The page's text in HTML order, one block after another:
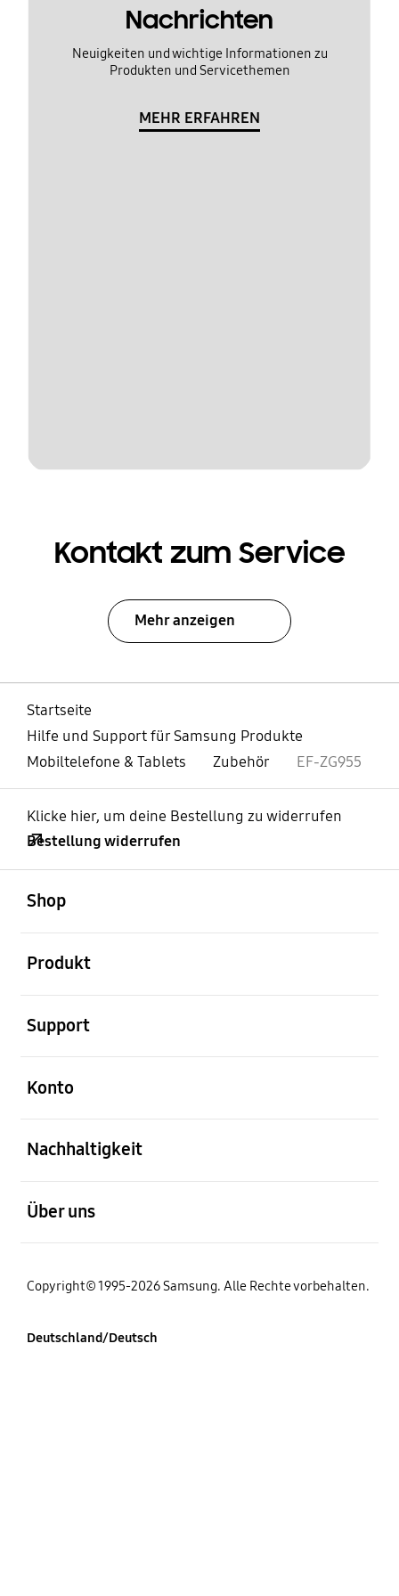
Nachrichten
Neuigkeiten und wichtige Informationen zu
Produkten und Servicethemen
MEHR ERFAHREN
Kontakt zum Service
Mehr anzeigen
Startseite
Hilfe und Support für Samsung Produkte
Mobiltelefone & Tablets
Zubehör EF-ZG955
Klicke hier, um deine Bestellung zu widerrufen
Bestellung widerrufen
Shop
Produkt
Support
Konto
Nachhaltigkeit
Über uns
Copyright© 1995-2026 Samsung. Alle Rechte vorbehalten.
Deutschland/Deutsch